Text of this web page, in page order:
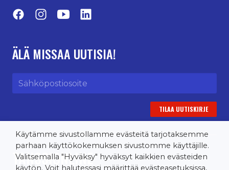
FacebookInstagramYouTube
ÄLÄ MISSAA UUTISIA!
Sähköpostiosoite
TANSSIONLINE
Käytämme sivustollamme evästeitä tarjotaksemme
parhaan käyttökokemuksen sivustomme käyttäjille.
Valitsemalla "Hyväksy" hyväksyt kaikkien evästeiden
käytön. Voit halutessasi määrittää evästeasetuksissa,